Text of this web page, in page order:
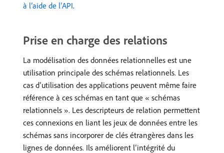
à l’aide de l’API.
Prise en charge des relations
La modélisation des données relationnelles est une
utilisation principale des schémas relationnels. Les
cas d’utilisation des applications peuvent même faire
référence à ces schémas en tant que « schémas
relationnels ». Les descripteurs de relation permettent
ces connexions en liant les jeux de données entre les
schémas sans incorporer de clés étrangères dans les
lignes de données. Ils améliorent l’intégrité du